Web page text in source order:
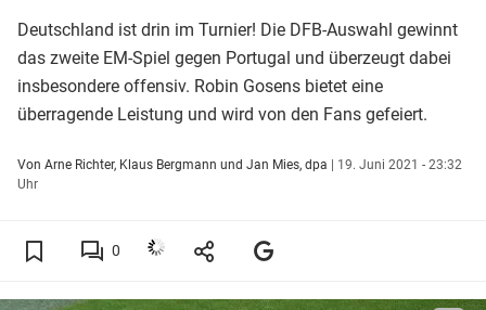
Deutschland ist drin im Turnier! Die DFB-Auswahl gewinnt
das zweite EM-Spiel gegen Portugal und überzeugt dabei
insbesondere offensiv. Robin Gosens bietet eine
überragende Leistung und wird von den Fans gefeiert.
Von Arne Richter, Klaus Bergmann und Jan Mies, dpa | 19. Juni 2021 - 23:32
Uhr
0